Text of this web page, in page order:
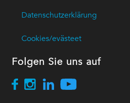
Datenschutzerklärung
Cookies/evästeet
Folgen Sie uns auf